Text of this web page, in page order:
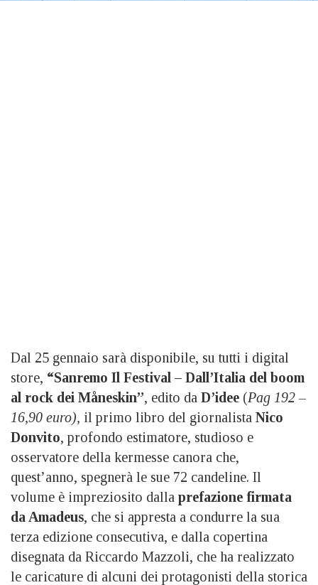
Dal 25 gennaio sarà disponibile, su tutti i digital
store, “Sanremo Il Festival – Dall’Italia del boom
al rock dei Måneskin”, edito da D’idee (Pag 192 –
16,90 euro), il primo libro del giornalista Nico
Donvito, profondo estimatore, studioso e
osservatore della kermesse canora che,
quest’anno, spegnerà le sue 72 candeline. Il
volume è impreziosito dalla prefazione firmata
da Amadeus, che si appresta a condurre la sua
terza edizione consecutiva, e dalla copertina
disegnata da Riccardo Mazzoli, che ha realizzato
le caricature di alcuni dei protagonisti della storica